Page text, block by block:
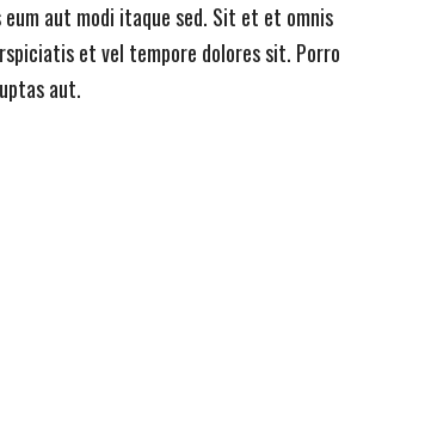
aut modi itaque sed. Sit et et omnis
et vel tempore dolores sit. Porro
aut.